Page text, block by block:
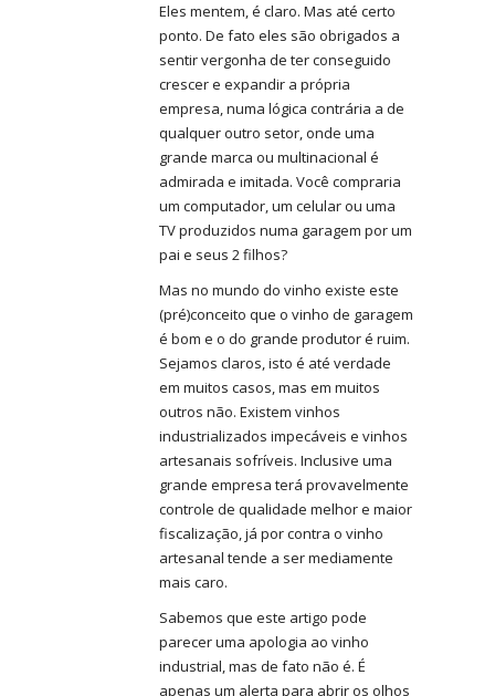
Eles mentem, é claro. Mas até certo
ponto. De fato eles são obrigados a
sentir vergonha de ter conseguido
crescer e expandir a própria
empresa, numa lógica contrária a de
qualquer outro setor, onde uma
grande marca ou multinacional é
admirada e imitada. Você compraria
um computador, um celular ou uma
TV produzidos numa garagem por um
pai e seus 2 filhos?
Mas no mundo do vinho existe este
(pré)conceito que o vinho de garagem
é bom e o do grande produtor é ruim.
Sejamos claros, isto é até verdade
em muitos casos, mas em muitos
outros não. Existem vinhos
industrializados impecáveis e vinhos
artesanais sofríveis. Inclusive uma
grande empresa terá provavelmente
controle de qualidade melhor e maior
fiscalização, já por contra o vinho
artesanal tende a ser mediamente
mais caro.
Sabemos que este artigo pode
parecer uma apologia ao vinho
industrial, mas de fato não é. É
apenas um alerta para abrir os olhos